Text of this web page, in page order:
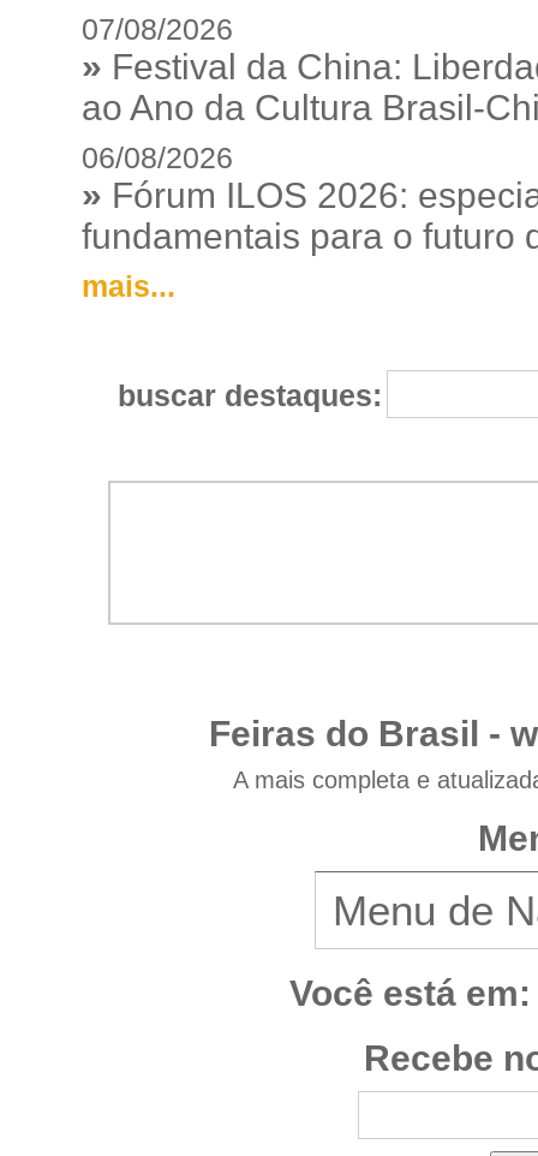
07/08/2026
» Festival da China:
ao Ano da Cultura Brasil-
06/08/2026
» Fórum ILOS 2026:
fundamentais para o futuro
mais...
buscar destaques:
Feiras do Brasil -
A mais completa e
Você está em:
Recebe